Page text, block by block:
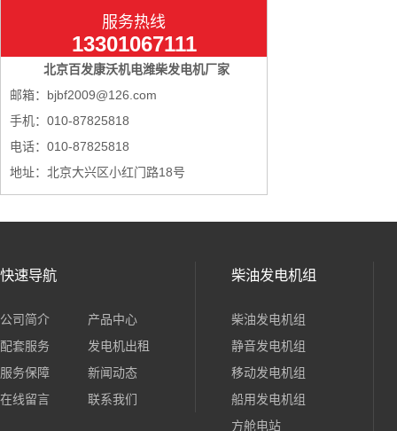
服务热线
13301067111
北京百发康沃机电潍柴发电机厂家
邮箱：bjbf2009@126.com
手机：010-87825818
电话：010-87825818
地址：北京大兴区小红门路18号
快速导航
公司简介
产品中心
配套服务
发电机出租
服务保障
新闻动态
在线留言
联系我们
柴油发电机组
柴油发电机组
静音发电机组
移动发电机组
船用发电机组
方舱电站